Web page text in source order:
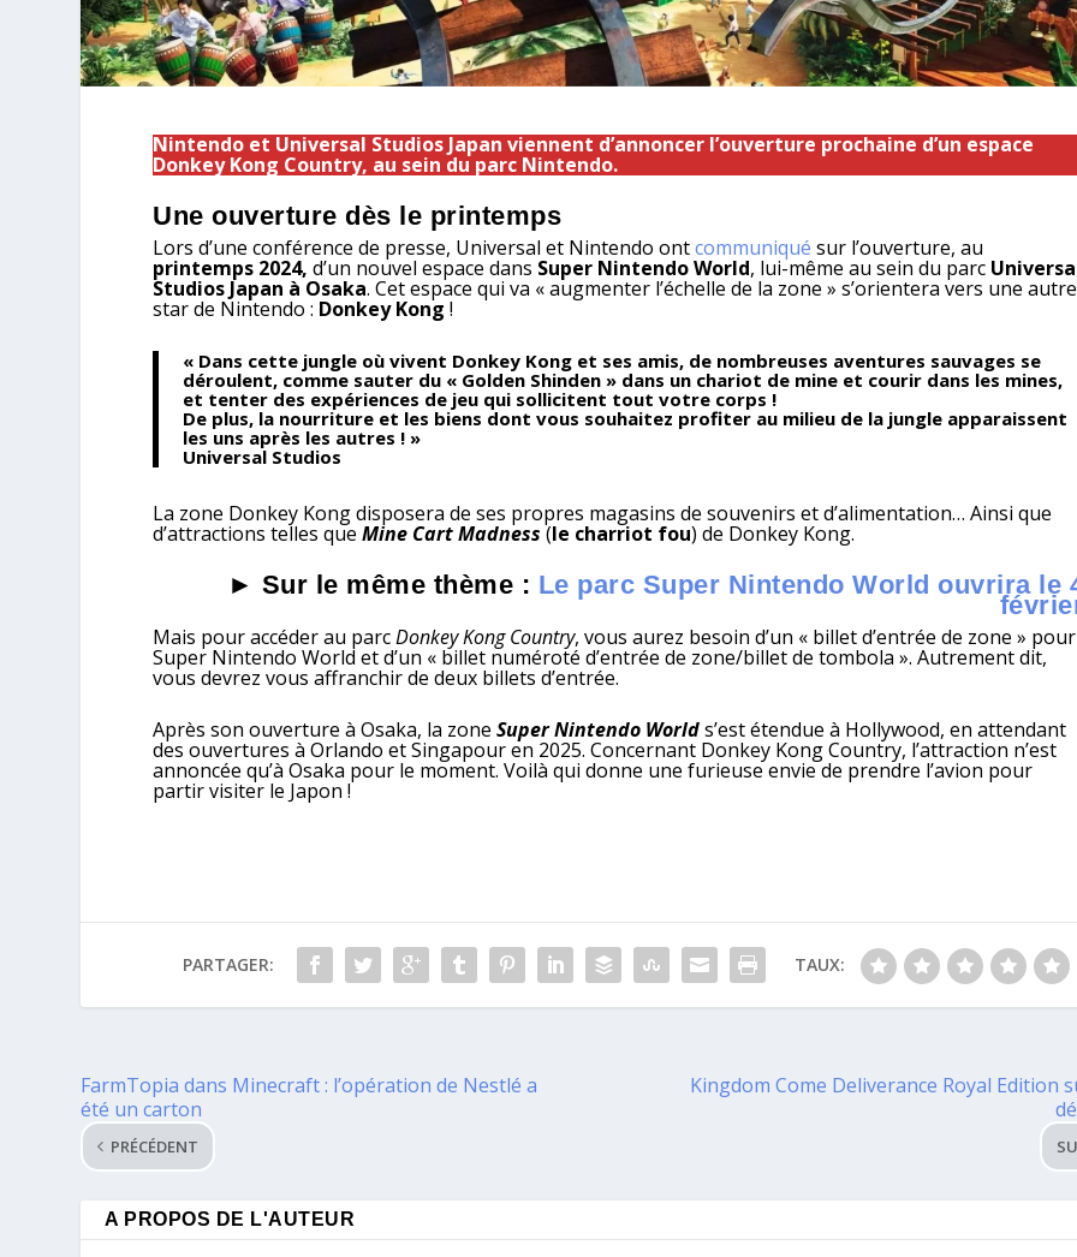
Nintendo et Universal Studios Japan viennent d’annoncer l’ouverture prochaine d’un espace
Donkey Kong Country, au sein du parc Nintendo.
Une ouverture dès le printemps
Lors d’une conférence de presse, Universal et Nintendo ontcommuniqué sur l’ouverture, au
printemps 2024, d’un nouvel espace dans Super Nintendo World, lui-même au sein du parc
Studios Japan à Osaka. Cet espace qui va « augmenter l’échelle de la zone » s’orientera vers une autre
star de Nintendo : Donkey Kong !
« Dans cette jungle où vivent Donkey Kong et ses amis, de nombreuses aventures sauvages se
déroulent, comme sauter du « Golden Shinden » dans un chariot de mine et courir dans les mines,
et tenter des expériences de jeu qui sollicitent tout votre corps !
De plus, la nourriture et les biens dont vous souhaitez profiter au milieu de la jungle apparaissent
les uns après les autres ! »
Universal Studios
La zone Donkey Kong disposera de ses propres magasins de souvenirs et d’alimentation… Ainsi que
d’attractions telles queMine Cart Madness(le charriot fou) de Donkey Kong.
► Sur le même thème : Le parc Super Nintendo World ouvrira le
Mais pour accéder au parcDonkey Kong Country, vous aurez besoin d’un « billet d’entrée de zone » pour
Super Nintendo World et d’un « billet numéroté d’entrée de zone/billet de tombola ». Autrement dit,
vous devrez vous affranchir de deux billets d’entrée.
Après son ouverture à Osaka, la zoneSuper Nintendo Worlds’est étendue à Hollywood, en attendant
des ouvertures à Orlando et Singapour en 2025. Concernant Donkey Kong Country, l’attraction n’est
annoncée qu’à Osaka pour le moment. Voilà qui donne une furieuse envie de prendre l’avion pour
partir visiter le Japon !
PARTAGER: TAUX:
FarmTopia dans Minecraft : l’opération de Nestlé a
été un carton
PRÉCÉDENT
Kingdom Come Deliverance Royal Edition
A PROPOS DE L'AUTEUR